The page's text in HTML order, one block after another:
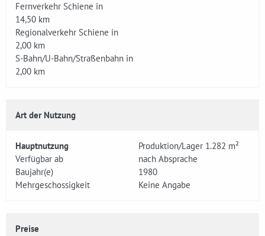
Fernverkehr Schiene in
14,50 km
Regionalverkehr Schiene in
2,00 km
S-Bahn/U-Bahn/Straßenbahn in
2,00 km
Art der Nutzung
Hauptnutzung
Produktion/Lager 1.282 m²
Verfügbar ab
nach Absprache
Baujahr(e)
1980
Mehrgeschossigkeit
Keine Angabe
Preise